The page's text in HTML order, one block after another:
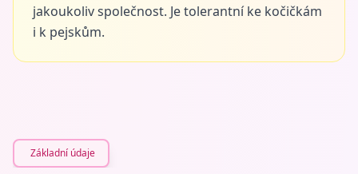
jakoukoliv společnost. Je tolerantní ke kočičkám
i k pejskům.
Základní údaje